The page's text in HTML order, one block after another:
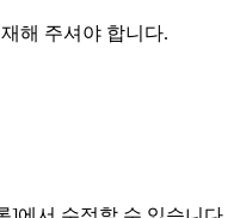
해 주셔야 합니다.